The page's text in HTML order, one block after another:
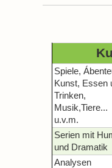
Spiele,
Kunst, Essen
Trinken,
Musik,Tiere...
u.v.m.
Serien mit
und Dramatik
Analysen